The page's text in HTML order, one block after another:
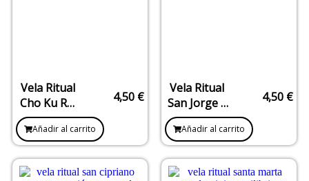
Vela Ritual
Cho Ku Rei
– Activación,
Poder y
Protección
Energética
4,50 €
Añadir al carrito
Vela Ritual
San Jorge –
Victoria,
Protección
Activa y
Corte de
4,50 €
Añadir al carrito